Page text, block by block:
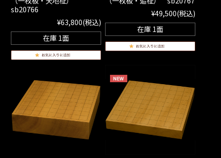
sb20766
¥63,800(税込)
在庫 1面
¥49,500(税込)
在庫 1面